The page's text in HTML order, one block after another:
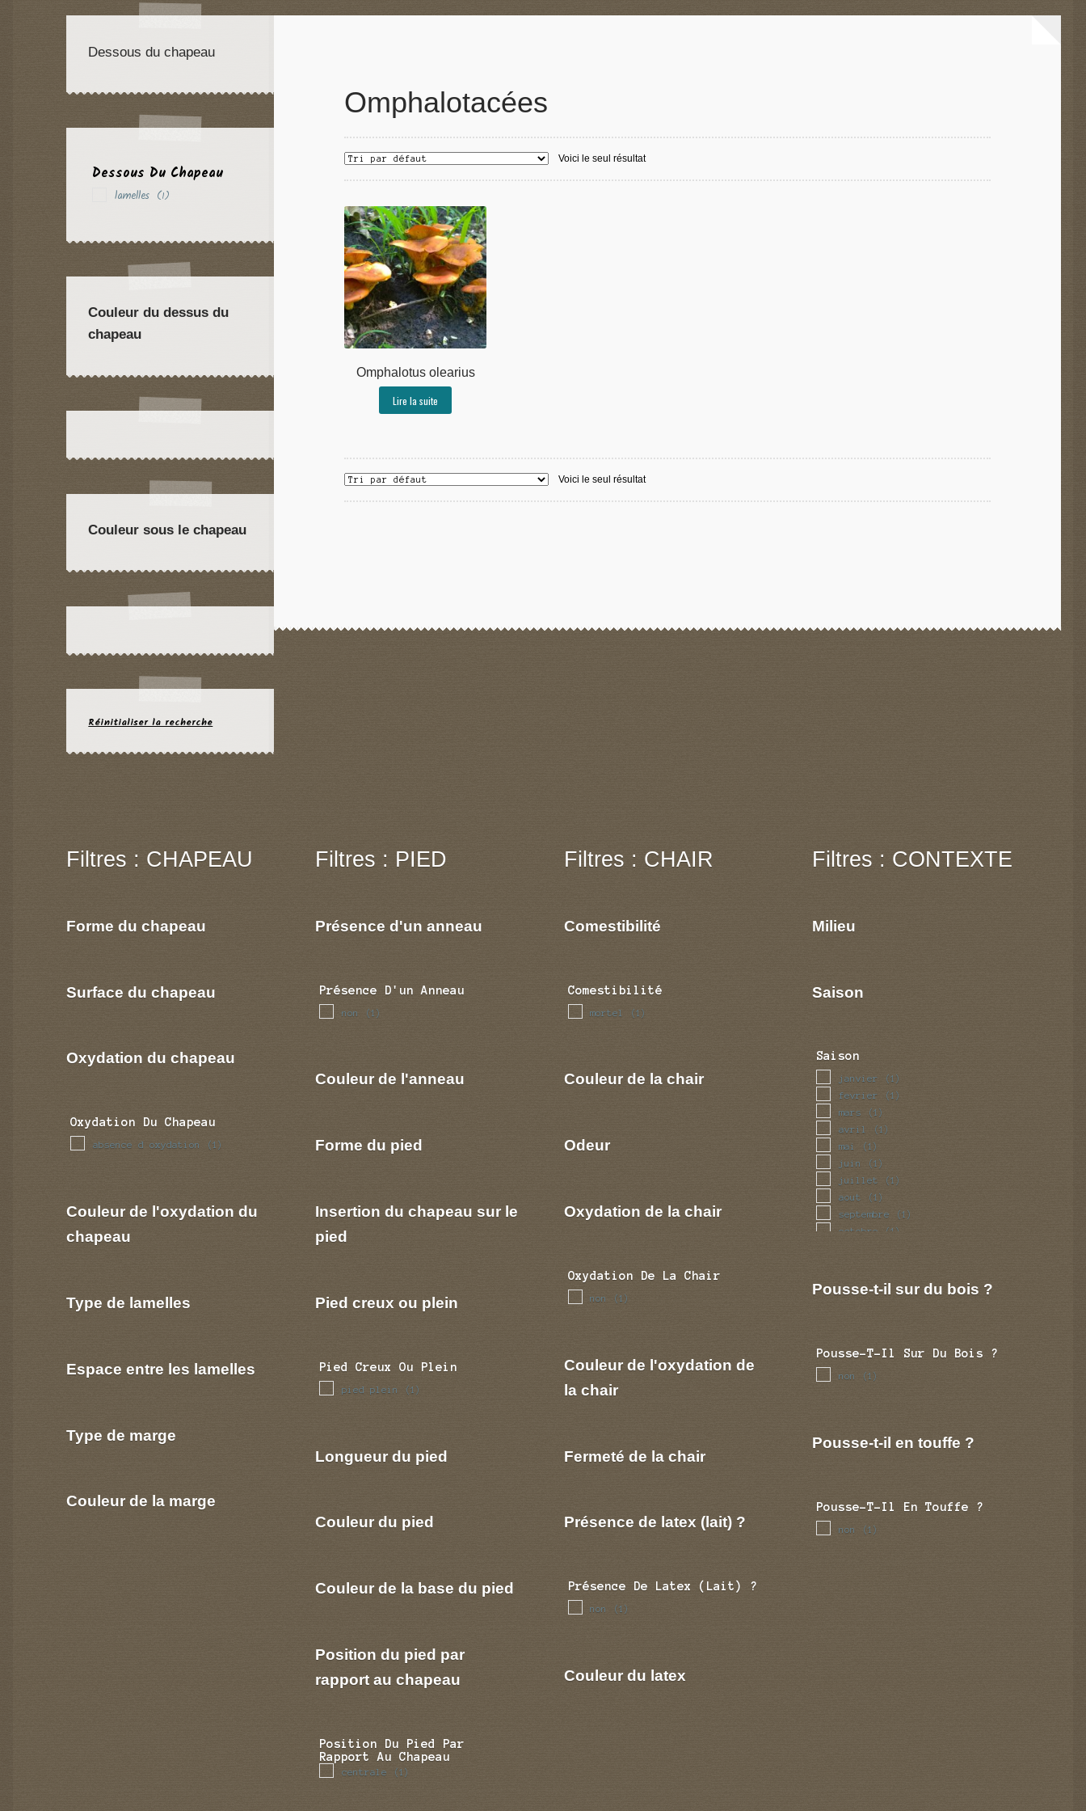
Omphalotacées
Voici le seul résultat
Omphalotus olearius
Lire la suite
Voici le seul résultat
Dessous du chapeau
Dessous Du Chapeau
lamelles (1)
Couleur du dessus du
chapeau
Couleur sous le chapeau
Réinitialiser la recherche
Filtres : CHAPEAU
Forme du chapeau
Surface du chapeau
Oxydation du chapeau
Oxydation Du Chapeau
absence d oxydation (1)
Couleur de l'oxydation du
chapeau
Type de lamelles
Espace entre les lamelles
Type de marge
Couleur de la marge
Filtres : PIED
Présence d'un anneau
Présence D'un Anneau
non (1)
Couleur de l'anneau
Forme du pied
Insertion du chapeau sur le
pied
Pied creux ou plein
Pied Creux Ou Plein
pied plein (1)
Longueur du pied
Couleur du pied
Couleur de la base du pied
Position du pied par
rapport au chapeau
Position Du Pied Par
Rapport Au Chapeau
centrale (1)
Filtres : CHAIR
Comestibilité
Comestibilité
mortel (1)
Couleur de la chair
Odeur
Oxydation de la chair
Oxydation De La Chair
non (1)
Couleur de l'oxydation de
la chair
Fermeté de la chair
Présence de latex (lait) ?
Présence De Latex (lait) ?
non (1)
Couleur du latex
Filtres : CONTEXTE
Milieu
Saison
Saison
janvier (1)
fevrier (1)
mars (1)
avril (1)
mai (1)
juin (1)
juillet (1)
aout (1)
septembre (1)
octobre (1)
Pousse-t-il sur du bois ?
Pousse-T-Il Sur Du Bois ?
non (1)
Pousse-t-il en touffe ?
Pousse-T-Il En Touffe ?
non (1)